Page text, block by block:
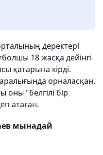
деректері
18 жасқа дейінгі
қатарына кірді.
орналасқан.
оны "белгілі бір
атаған.
мынадай